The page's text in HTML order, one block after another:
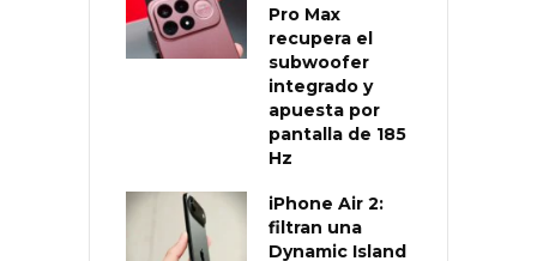
Pro Max
recupera el
subwoofer
integrado y
apuesta por
pantalla de 185
Hz
iPhone Air 2:
filtran una
Dynamic Island